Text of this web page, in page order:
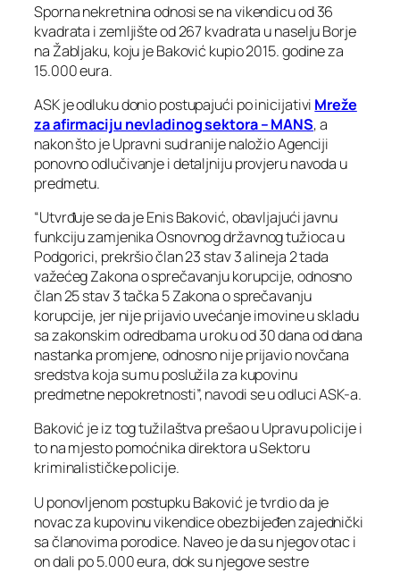
Sporna nekretnina odnosi se na vikendicu od 36
kvadrata i zemljište od 267 kvadrata u naselju Borje
na Žabljaku, koju je Baković kupio 2015. godine za
15.000 eura.
ASK je odluku donio postupajući po inicijativi Mreže
za afirmaciju nevladinog sektora – MANS, a
nakon što je Upravni sud ranije naložio Agenciji
ponovno odlučivanje i detaljniju provjeru navoda u
predmetu.
“Utvrđuje se da je Enis Baković, obavljajući javnu
funkciju zamjenika Osnovnog državnog tužioca u
Podgorici, prekršio član 23 stav 3 alineja 2 tada
važećeg Zakona o sprečavanju korupcije, odnosno
član 25 stav 3 tačka 5 Zakona o sprečavanju
korupcije, jer nije prijavio uvećanje imovine u skladu
sa zakonskim odredbama u roku od 30 dana od dana
nastanka promjene, odnosno nije prijavio novčana
sredstva koja su mu poslužila za kupovinu
predmetne nepokretnosti”, navodi se u odluci ASK-a.
Baković je iz tog tužilaštva prešao u Upravu policije i
to na mjesto pomoćnika direktora u Sektoru
kriminalističke policije.
U ponovljenom postupku Baković je tvrdio da je
novac za kupovinu vikendice obezbijeđen zajednički
sa članovima porodice. Naveo je da su njegov otac i
on dali po 5.000 eura, dok su njegove sestre